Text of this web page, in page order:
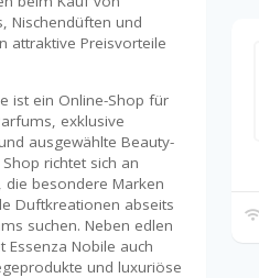
Nischendüften und
attraktive Preisvorteile
ist ein Online-Shop für
exklusive
ausgewählte Beauty-
richtet sich an
die besondere Marken
Duftkreationen abseits
suchen. Neben edlen
Essenza Nobile auch
und luxuriöse